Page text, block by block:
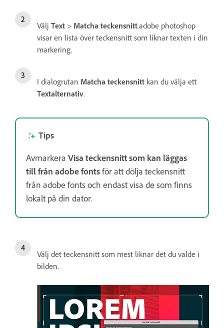
Välj Text > Matcha teckensnitt.adobe photoshop
visar en lista över teckensnitt som liknar texten i din
markering.
I dialogrutan Matcha teckensnitt kan du välja ett
Textalternativ.
Tips
Avmarkera Visa teckensnitt som kan läggas
till från adobe fontsför att dölja teckensnitt
från adobe fonts och endast visa de som finns
lokalt på din dator.
Välj det teckensnitt som mest liknar det du valde i
bilden.